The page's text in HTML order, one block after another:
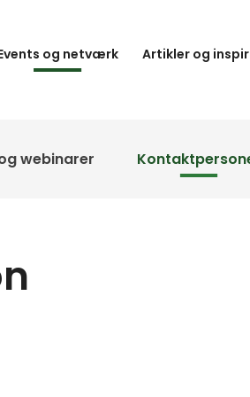
og netværk Artikler og
webinarer